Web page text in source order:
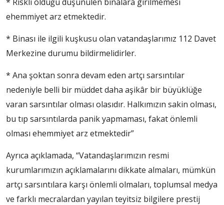
ehemmiyet arz etmektedir.
* Binası ile ilgili kuşkusu olan vatandaşlarımız 112 Davet
Merkezine durumu bildirmelidirler.
* Ana şoktan sonra devam eden artçı sarsıntılar
nedeniyle belli bir müddet daha aşikâr bir büyüklüğe
varan sarsıntılar olması olasıdır. Halkımızın sakin olması,
bu tıp sarsıntılarda panik yapmaması, fakat önlemli
olması ehemmiyet arz etmektedir”
Ayrıca açıklamada, “Vatandaşlarımızın resmi
kurumlarımızın açıklamalarını dikkate almaları, mümkün
artçı sarsıntılara karşı önlemli olmaları, toplumsal medya
ve farklı mecralardan yayılan teyitsiz bilgilere prestij